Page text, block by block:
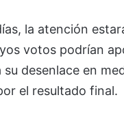
la atención
votos podrían
su desenlace en
el resultado final.